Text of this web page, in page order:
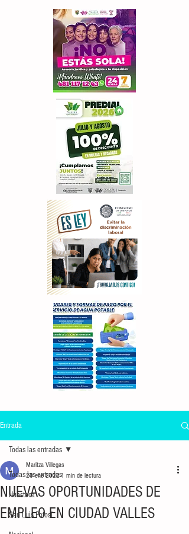
Entrada
Todas las entradas
Huasteca
San Luis Potosí
Todas las entradas
NUEVAS OPORTUNIDADES DE
EMPLEO EN CIUDAD VALLES
Maritza Villegas
20 ene 20221 min de lectura